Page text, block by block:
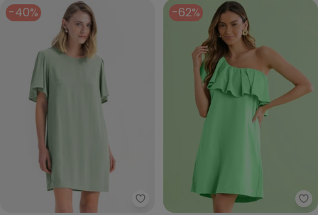
-40%
Essendi - Vestido Feminino em
-62%